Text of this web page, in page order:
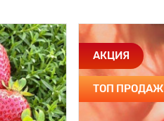
АКЦИЯ
ТОП ПРОДАЖ